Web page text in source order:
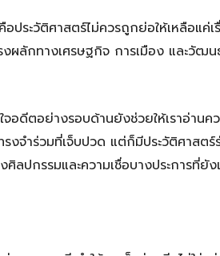
ระวัติศาสตร์ไม่ควรถูกย่อให้เหลือแค่เ
งผลักทางเศรษฐกิจ การเมือง และวัฒ
อดีตอย่างรอบด้านยังช่วยให้เราอ่านค
งจำร่วมที่เจ็บปวด แต่ก็มีประวัติศาส
ลปกรรมและความเชื่อบางประการที่ยั